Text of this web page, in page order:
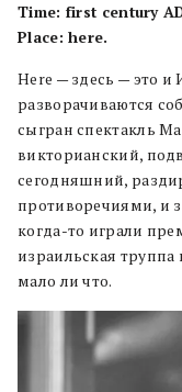
Time: first century
Place: here.
Here — здесь — это и
разворачиваются
сыгран спектакль
викторианский,
сегодняшний,
противоречиями, и
когда-то играли
израильская
мало ли что.